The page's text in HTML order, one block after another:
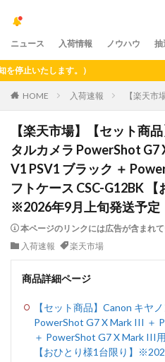
ニュース 入荷情報 ノウハウ 抽
たします。）
HOME 入荷速報 【楽天
【楽天市場】【セット商
タルカメラ PowerShot
V1 PSV1 ブラック ＋
フトケース CSC-G12BK 【
※2026年9月上旬発送予定
本ページのリンクには広告が含まれて
入荷速報
楽天市場
商品詳細ページ
【セット商品】Canon キヤ
PowerShot G7 X Mark III ＋
＋ PowerShot G7 X Mark III
【おひとり様1台限り】